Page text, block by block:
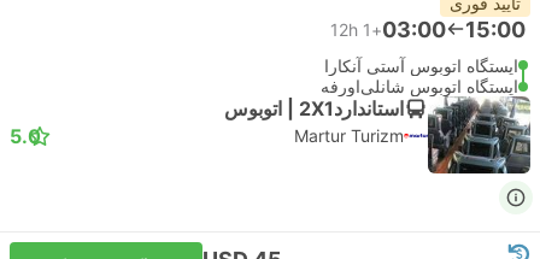
15:00
03:00
+1
12h
ایستگاه اتوبوس آستی آنکارا
ایستگاه اتوبوس شانلی‌اورفه
استاندارد2X1 | اتوبوس
Martur Turizm
5.0